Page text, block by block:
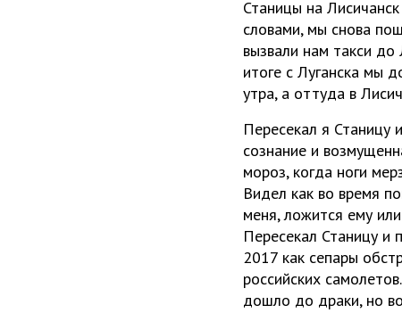
Станицы на
словами, мы снова
вызвали нам такси до
итоге с Луганска мы
утра, а оттуда в
Пересекал я Станицу
сознание и
мороз, когда ноги
Видел как во время
меня, ложится ему
Пересекал Станицу и
2017 как сепары
российских
дошло до драки, но